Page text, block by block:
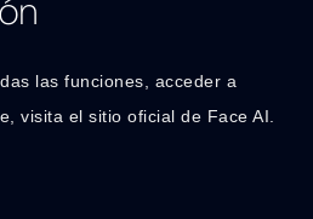
las funciones, acceder a
visita el sitio oficial de Face AI.